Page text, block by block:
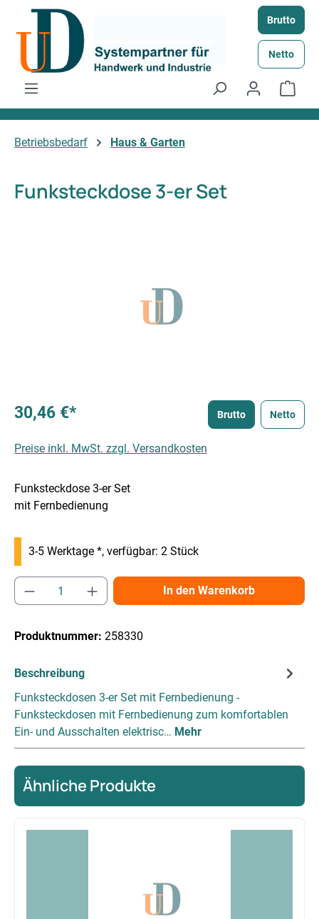
Zum Hauptinhalt springen Brutto
Netto
Betriebsbedarf Haus & Garten
Funksteckdose 3-er Set
30,46 €* Brutto Netto
Preise inkl. MwSt. zzgl. Versandkosten
Funksteckdose 3-er Set
mit Fernbedienung
3-5 Werktage *, verfügbar: 2 Stück
Produkt Anzahl: Gib den gewünschten
In den Warenkorb
Produktnummer: 258330
Beschreibung
Funksteckdosen 3-er Set mit Fernbedienung -
Funksteckdosen mit Fernbedienung zum komfortablen
Ein- und Ausschalten elektrisc… Mehr
Ähnliche Produkte